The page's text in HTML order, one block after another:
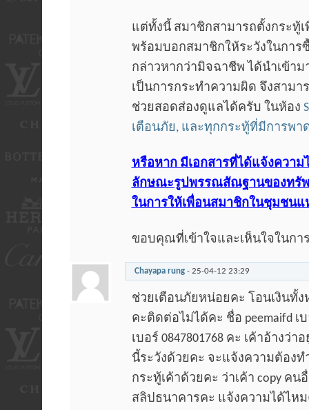
แต่ทั้งนี้ สมาชิกสามารถตั้งกระทู้
พร้อมบอกสมาชิกให้ระวังในการ
กล่าวหากว่ามิจฉาชีพ ได้นำเข้า
เป็นการกระทำความผิด จึงสาม
ช่วยสอดส่องดูแลได้ครับ ในห้อง
เตือนภัย, และทุกกระทู้ที่มีการพา
หรือหาก มีเอกสารที่ได้แจ้งความ
ลักษณะรูปพรรณสัณฐานของทรั
ในการให้เพื่อนสมาชิกในชุมชน
ขอบคุณที่เข้าใจและเห็นใจในกา
Chayapa rung- 25-04-12 23:29
ช่วยเตือนภัยหน่อยคะ โอนเงินทั้ง
คะติดต่อไม่ได้คะ ชื่อ peemaifd เบ
เบอร์ 0847801768 คะ เค้าอ้างว่
นี้ระวังด้วยคะ จะแจ้งความต้องท
กระทู้เค้าด้วยคะ ว่าเค้า copy ค
สลิปธนาคารคะ แจ้งความได้ไห